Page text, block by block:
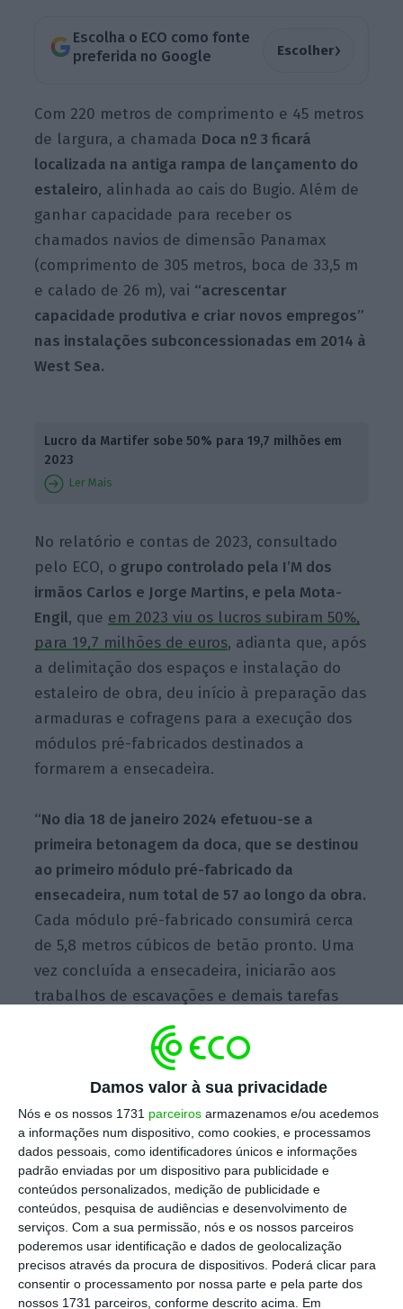
Damos valor à sua privacidade
Nós e os nossos 1731 parceiros armazenamos e/ou acedemos
a informações num dispositivo, como cookies, e processamos
dados pessoais, como identificadores únicos e informações
padrão enviadas por um dispositivo para publicidade e
conteúdos personalizados, medição de publicidade e
conteúdos, pesquisa de audiências e desenvolvimento de
serviços. Com a sua permissão, nós e os nossos parceiros
poderemos usar identificação e dados de geolocalização
precisos através da procura de dispositivos. Poderá clicar para
consentir o processamento por nossa parte e pela parte dos
nossos 1731 parceiros, conforme descrito acima. Em
Escolha o ECO como fonte
preferida no Google
Escolher›
Com 220 metros de comprimento e 45 metros
de largura, a chamada Doca nº 3 ficará
localizada na antiga rampa de lançamento do
estaleiro, alinhada ao cais do Bugio. Além de
ganhar capacidade para receber os
chamados navios de dimensão Panamax
(comprimento de 305 metros, boca de 33,5 m
e calado de 26 m), vai “acrescentar
capacidade produtiva e criar novos empregos”
nas instalações subconcessionadas em 2014 à
West Sea.
Lucro da Martifer sobe 50% para 19,7 milhões em
2023
Ler Mais
No relatório e contas de 2023, consultado
pelo ECO, o grupo controlado pela I’M dos
irmãos Carlos e Jorge Martins, e pela Mota-
Engil, que em 2023 viu os lucros subiram 50%,
para 19,7 milhões de euros, adianta que, após
a delimitação dos espaços e instalação do
estaleiro de obra, deu início à preparação das
armaduras e cofragens para a execução dos
módulos pré-fabricados destinados a
formarem a ensecadeira.
“No dia 18 de janeiro 2024 efetuou-se a
primeira betonagem da doca, que se destinou
ao primeiro módulo pré-fabricado da
ensecadeira, num total de 57 ao longo da obra.
Cada módulo pré-fabricado consumirá cerca
de 5,8 metros cúbicos de betão pronto. Uma
vez concluída a ensecadeira, iniciarão aos
trabalhos de escavações e demais tarefas
tendentes à construção da doca”, detalha o
grupo sediado em Oliveira de Frades (distrito